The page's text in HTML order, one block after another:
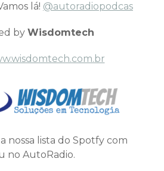
lá! @autoradiopodcas
by Wisdomtech
nossa lista do Spotfy com
no AutoRadio.